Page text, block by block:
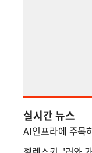
실시간 뉴스